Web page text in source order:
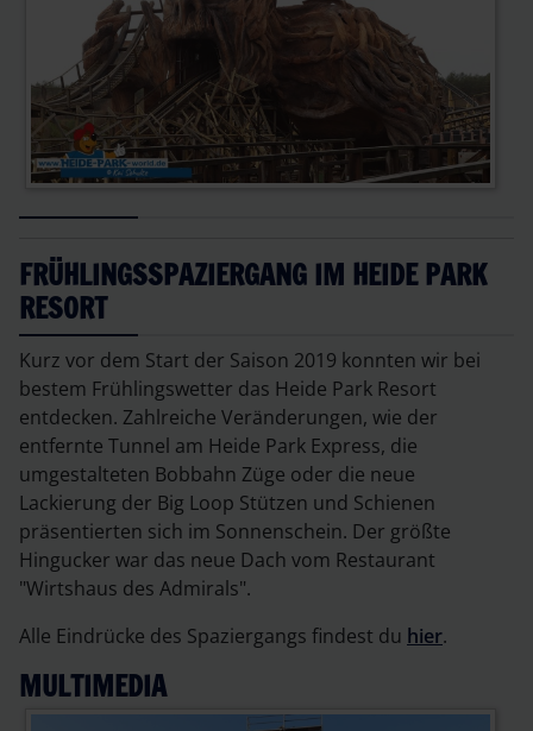
FRÜHLINGSSPAZIERGANG IM HEIDE PARK
RESORT
Kurz vor dem Start der Saison 2019 konnten wir bei
bestem Frühlingswetter das Heide Park Resort
entdecken. Zahlreiche Veränderungen, wie der
entfernte Tunnel am Heide Park Express, die
umgestalteten Bobbahn Züge oder die neue
Lackierung der Big Loop Stützen und Schienen
präsentierten sich im Sonnenschein. Der größte
Hingucker war das neue Dach vom Restaurant
"Wirtshaus des Admirals".
Alle Eindrücke des Spaziergangs findest du hier.
MULTIMEDIA